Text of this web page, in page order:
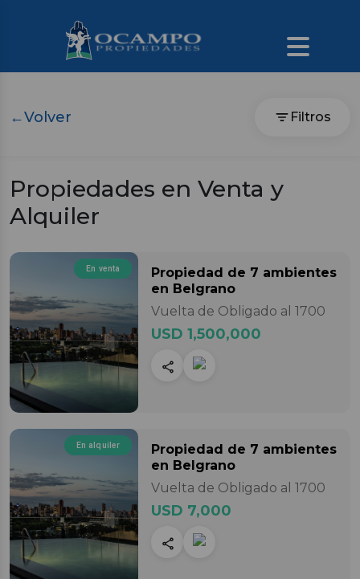
←Volver Filtros
Propiedades en Venta y
Alquiler
En venta Propiedad de 7 ambientes
en Belgrano
Vuelta de Obligado al 1700
USD 1,500,000
En alquiler Propiedad de 7 ambientes
en Belgrano
Vuelta de Obligado al 1700
USD 7,000